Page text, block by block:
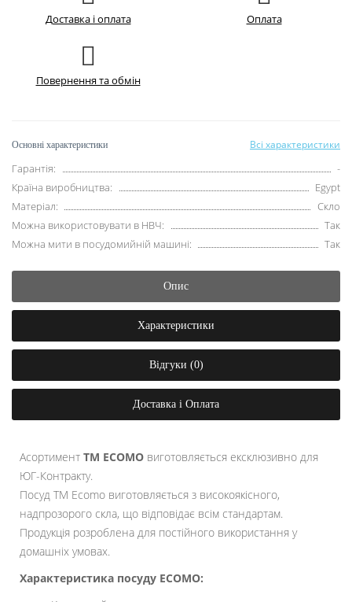
Доставка і оплата Оплата
Повернення та обмін
Основні характеристики Всі характеристики
Гарантія:
-
Країна виробництва:
Egypt
Матеріал:
Скло
Можна використовувати в НВЧ:
Так
Можна мити в посудомийній машині:
Так
Опис
Характеристики
Відгуки (0)
Доставка і Оплата
Асортимент ТМ ECOMO виготовляється ексклюзивно для
ЮГ-Контракту.
Посуд ТМ Ecomo виготовляється з високоякісного,
надпрозорого скла, що відповідає всім стандартам.
Продукція розроблена для постійного використання у
домашніх умовах.
Характеристика посуду ECOMO: